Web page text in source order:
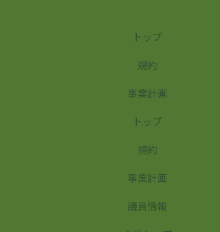
トップ
規約
事業計画
トップ
規約
事業計画
議員情報